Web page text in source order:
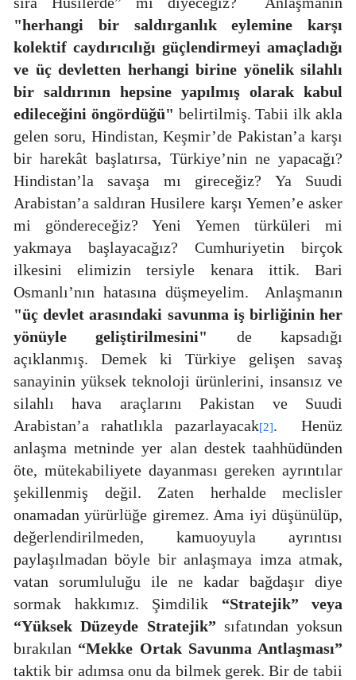
"herhangi bir saldırganlık eylemine karşı
kolektif caydırıcılığı güçlendirmeyi amaçladığı
ve üç devletten herhangi birine yönelik silahlı
bir saldırının hepsine yapılmış olarak kabul
edileceğini öngördüğü" belirtilmiş. Tabii ilk akla
gelen soru, Hindistan, Keşmir’de Pakistan’a karşı
bir harekât başlatırsa, Türkiye’nin ne yapacağı?
Hindistan’la savaşa mı gireceğiz? Ya Suudi
Arabistan’a saldıran Husilere karşı Yemen’e asker
mi göndereceğiz? Yeni Yemen türküleri mi
yakmaya başlayacağız? Cumhuriyetin birçok
ilkesini elimizin tersiyle kenara ittik. Bari
Osmanlı’nın hatasına düşmeyelim.
Anlaşmanın
"üç devlet arasındaki savunma iş birliğinin her
yönüyle geliştirilmesini"
de kapsadığı
açıklanmış. Demek ki Türkiye gelişen savaş
sanayinin yüksek teknoloji ürünlerini, insansız ve
silahlı hava araçlarını Pakistan ve Suudi
Arabistan’a rahatlıkla pazarlayacak[2].
Henüz
anlaşma metninde yer alan destek taahhüdünden
öte, mütekabiliyete dayanması gereken ayrıntılar
şekillenmiş değil. Zaten herhalde meclisler
onamadan yürürlüğe giremez. Ama iyi düşünülüp,
değerlendirilmeden, kamuoyuyla ayrıntısı
paylaşılmadan böyle bir anlaşmaya imza atmak,
vatan sorumluluğu ile ne kadar bağdaşır diye
sormak hakkımız. Şimdilik “Stratejik” veya
“Yüksek Düzeyde Stratejik” sıfatından yoksun
bırakılan “Mekke Ortak Savunma Antlaşması”
taktik bir adımsa onu da bilmek gerek. Bir de tabii